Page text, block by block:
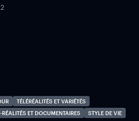
TÉLÉRÉALITÉS ET VARIÉTÉS
ET DOCUMENTAIRES
STYLE DE VIE